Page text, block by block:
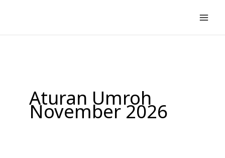
konten
Aturan Umroh
November 2026